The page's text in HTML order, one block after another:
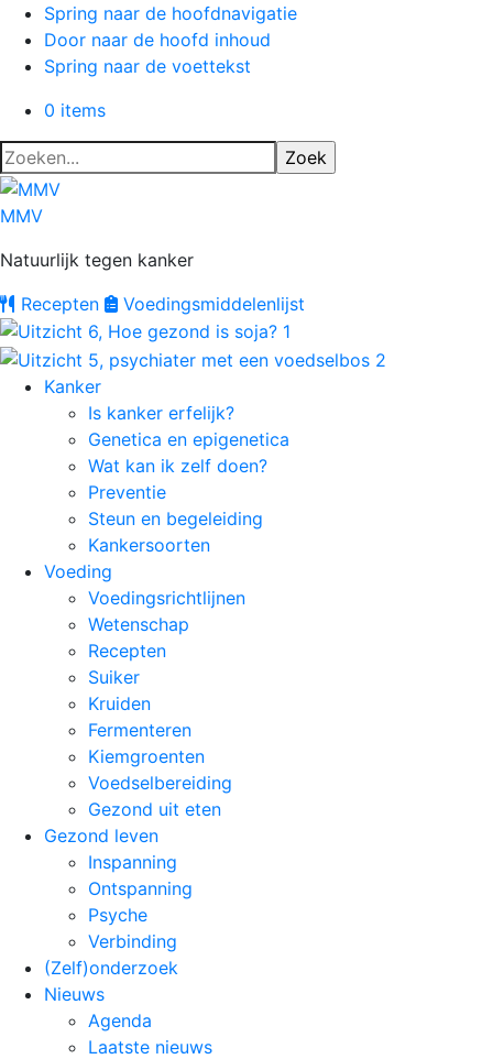
Spring naar de hoofdnavigatie
Door naar de hoofd inhoud
Spring naar de voettekst
0 items
Zoeken...
MMV
Natuurlijk tegen kanker
Recepten
Voedingsmiddelenlijst
Kanker
Is kanker erfelijk?
Genetica en epigenetica
Wat kan ik zelf doen?
Preventie
Steun en begeleiding
Kankersoorten
Voeding
Voedingsrichtlijnen
Wetenschap
Recepten
Suiker
Kruiden
Fermenteren
Kiemgroenten
Voedselbereiding
Gezond uit eten
Gezond leven
Inspanning
Ontspanning
Psyche
Verbinding
(Zelf)onderzoek
Nieuws
Agenda
Laatste nieuws